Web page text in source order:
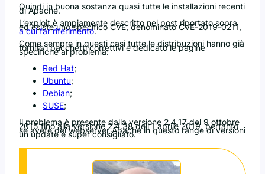
Quindi in buona sostanza quasi tutte le installazioni recenti
di Apache.
L’exploit è ampiamente descritto nel post riportato sopra
ed esiste uno specifico CVE, denominato CVE-2019-0211,
a cui far riferimento.
Come sempre in questi casi tutte le distribuzioni hanno già
fornito i pacchetti correttivi e dedicato le pagine
specifiche al problema:
Red Hat;
Ubuntu;
Debian;
SUSE;
Il problema è presente dalla versione 2.4.17 del 9 ottobre
2015 fino alla versione 2.4.38 dell’1 aprile 2019, pertanto
se avete dei webserver Apache in questo range di versioni
un update è super consigliato.